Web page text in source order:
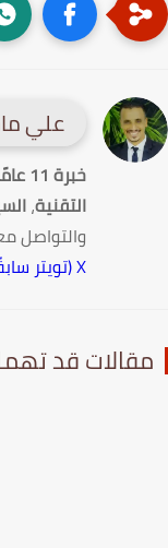
علي
خبرة 11 عامًا في كتابة المقالات
التقنية،
والتواصل
قد تهمك